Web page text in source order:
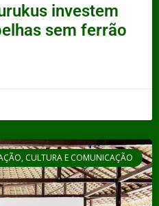
investem
sem ferrão
CULTURA E COMUNICAÇÃO